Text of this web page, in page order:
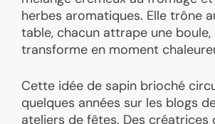
herbes aromatiques. Elle trône
table, chacun attrape une boule,
transforme en moment
Cette idée de sapin brioché
quelques années sur les blogs
ateliers de fêtes. Des créatrices